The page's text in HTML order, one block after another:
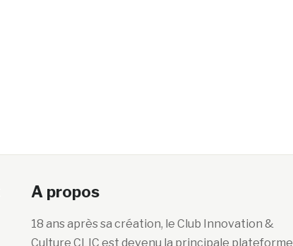
A propos
18 ans après sa création, le Club Innovation &
Culture CLIC est devenu la principale plateforme